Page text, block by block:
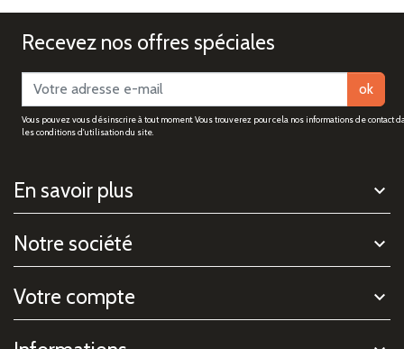
Recevez nos offres spéciales
ok
Vous pouvez vous désinscrire à tout moment. Vous trouverez pour cela nos informations de contact
les conditions d'utilisation du site.
En savoir plus
Notre société
Votre compte